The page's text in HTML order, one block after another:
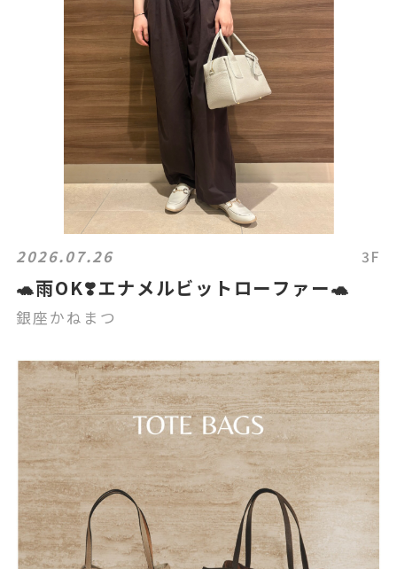
2026.07.26 3F
🐢雨OK❣️エナメルビットローファー🐢
銀座かねまつ